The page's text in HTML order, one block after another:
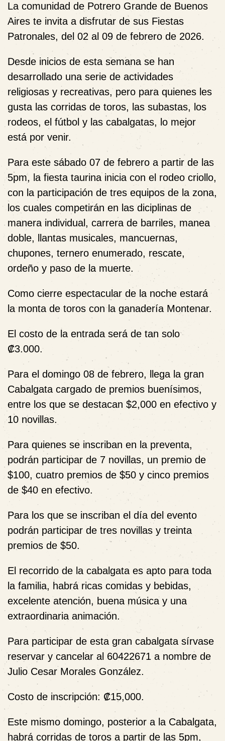
La comunidad de Potrero Grande de Buenos
Aires te invita a disfrutar de sus Fiestas
Patronales, del 02 al 09 de febrero de 2026.
Desde inicios de esta semana se han
desarrollado una serie de actividades
religiosas y recreativas, pero para quienes les
gusta las corridas de toros, las subastas, los
rodeos, el fútbol y las cabalgatas, lo mejor
está por venir.
Para este sábado 07 de febrero a partir de las
5pm, la fiesta taurina inicia con el rodeo criollo,
con la participación de tres equipos de la zona,
los cuales competirán en las diciplinas de
manera individual, carrera de barriles, manea
doble, llantas musicales, mancuernas,
chupones, ternero enumerado, rescate,
ordeño y paso de la muerte.
Como cierre espectacular de la noche estará
la monta de toros con la ganadería Montenar.
El costo de la entrada será de tan solo
₡3.000.
Para el domingo 08 de febrero, llega la gran
Cabalgata cargado de premios buenísimos,
entre los que se destacan $2,000 en efectivo y
10 novillas.
Para quienes se inscriban en la preventa,
podrán participar de 7 novillas, un premio de
$100, cuatro premios de $50 y cinco premios
de $40 en efectivo.
Para los que se inscriban el día del evento
podrán participar de tres novillas y treinta
premios de $50.
El recorrido de la cabalgata es apto para toda
la familia, habrá ricas comidas y bebidas,
excelente atención, buena música y una
extraordinaria animación.
Para participar de esta gran cabalgata sírvase
reservar y cancelar al 60422671 a nombre de
Julio Cesar Morales González.
Costo de inscripción: ₡15,000.
Este mismo domingo, posterior a la Cabalgata,
habrá corridas de toros a partir de las 5pm,